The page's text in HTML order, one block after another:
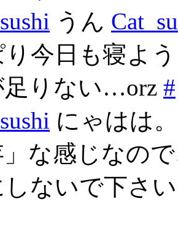
うん
今日も寝よ
足りない…orz #
にゃはは
な感じなの
しないで下さ